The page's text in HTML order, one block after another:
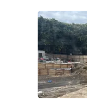
LaC Network